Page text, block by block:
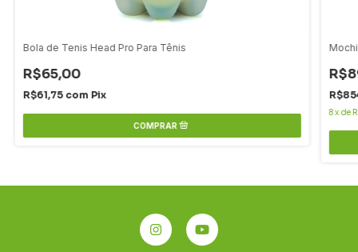
Bola de Tenis Head Pro Para Tênis
R$65,00
R$61,75 com Pix
8xde